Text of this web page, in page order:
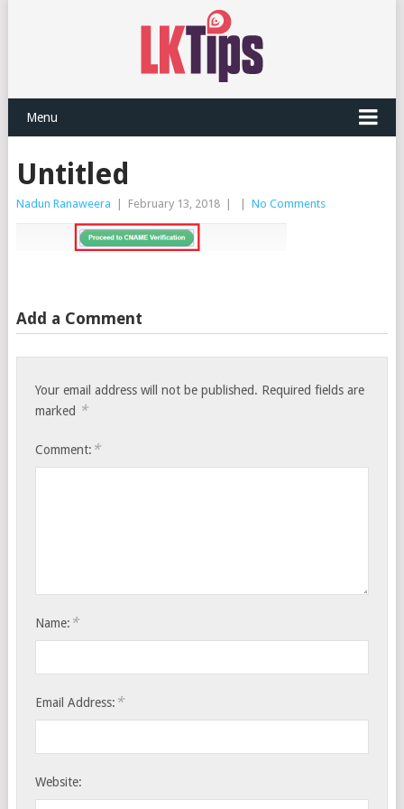
Menu
Untitled
Nadun Ranaweera February 13, 2018 No Comments
Add a Comment
Your email address will not be published. Required fields are
marked *
Comment: *
Name: *
Email Address: *
Website: